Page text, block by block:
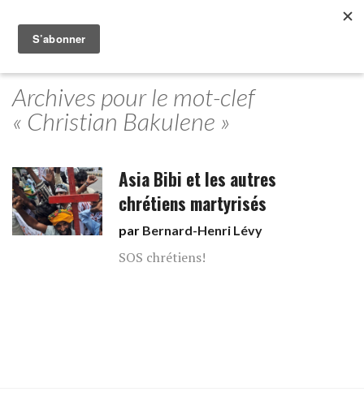
Archives pour le mot-clef
« Christian Bakulene »
Asia Bibi et les autres
chrétiens martyrisés
par Bernard-Henri Lévy
SOS chrétiens!